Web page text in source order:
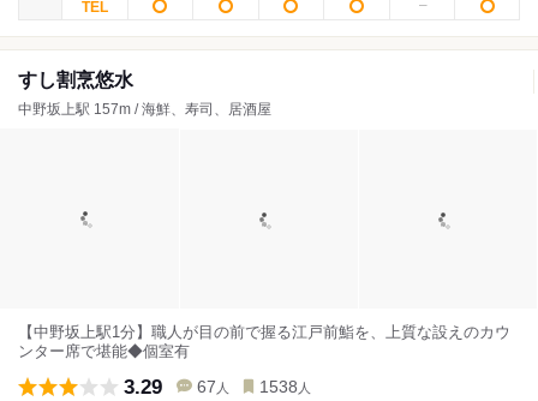
すし割烹悠水
中野坂上駅 157m / 海鮮、寿司、居酒屋
【中野坂上駅1分】職人が目の前で握る江戸前鮨を、上質な設えのカウ
ンター席で堪能◆個室有
3.29 67 人 1538 人